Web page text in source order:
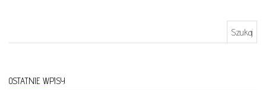
OSTATNIE WPISY